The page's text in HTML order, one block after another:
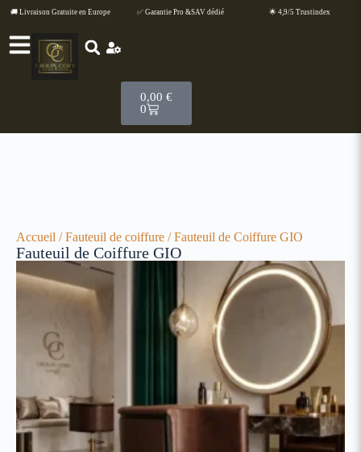
🚚 Livraison Gratuite en Europe ✅ Garantie Pro &SAV dédié 🌟 4,9/5 Trustindex
0,00 €
0
Accueil /Fauteuil de coiffure / Fauteuil de Coiffure GIO
Fauteuil de Coiffure GIO